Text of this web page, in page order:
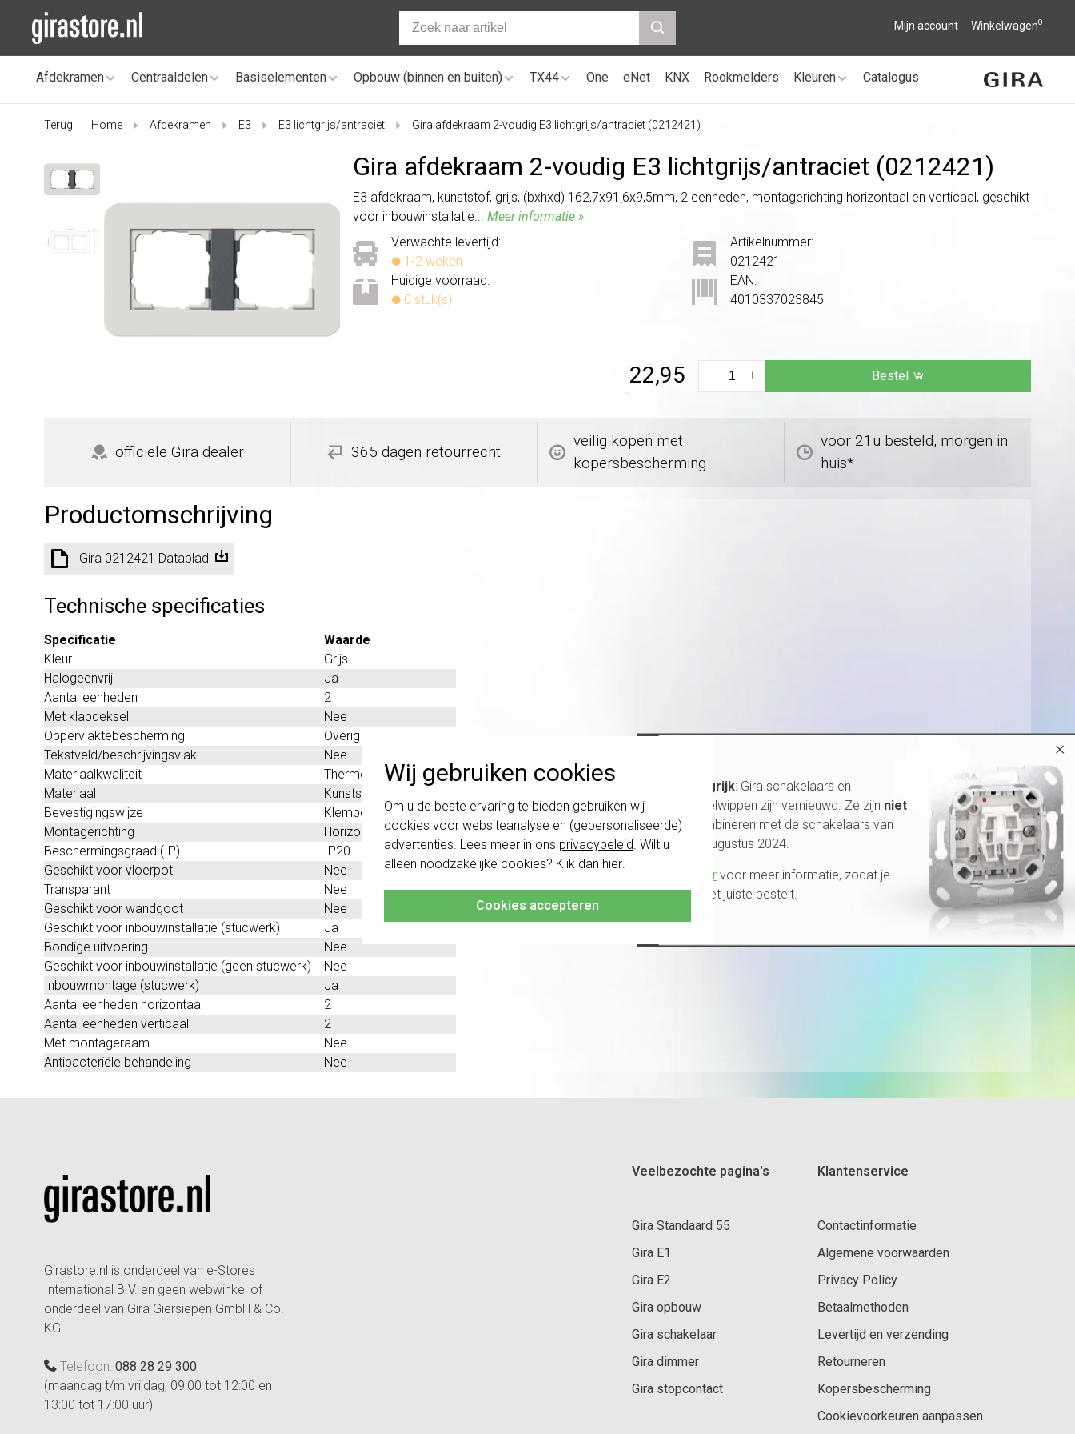
Wij gebruiken cookies
Om u de beste ervaring te bieden gebruiken wij
cookies voor websiteanalyse en (gepersonaliseerde)
advertenties. Lees meer in ons privacybeleid. Wilt u
alleen noodzakelijke cookies? Klik dan hier.
Cookies accepteren
Mijn account Winkelwagen0
Afdekramen Centraaldelen Basiselementen Opbouw (binnen en buiten) TX44 One eNet KNX Rookmelders Kleuren Catalogus
Terug Home Afdekramen E3 E3 lichtgrijs/antraciet Gira afdekraam 2-voudig E3 lichtgrijs/antraciet (0212421)
Gira afdekraam 2-voudig E3 lichtgrijs/antraciet (0212421)
E3 afdekraam, kunststof, grijs, (bxhxd) 162,7x91,6x9,5mm, 2 eenheden, montagerichting horizontaal en verticaal, geschikt
voor inbouwinstallatie...Meer informatie »
Verwachte levertijd:
1-2 weken
Huidige voorraad:
0 stuk(s)
Artikelnummer:
0212421
EAN:
4010337023845
22,95 +
- Bestel
officiële Gira dealer 365 dagen retourrecht
veilig kopen met
kopersbescherming
voor 21u besteld, morgen in
huis*
Productomschrijving
Gira 0212421 Datablad
Technische specificaties
Specificatie
Waarde
Kleur
Grijs
Halogeenvrij
Ja
Aantal eenheden
2
Met klapdeksel
Nee
Oppervlaktebescherming
Overig
Tekstveld/beschrijvingsvlak
Nee
Materiaalkwaliteit
Thermoplast
Materiaal
Kunststof
Bevestigingswijze
Klembevestiging
Montagerichting
Horizontaal en verticaal
Beschermingsgraad (IP)
IP20
Geschikt voor vloerpot
Nee
Transparant
Nee
Geschikt voor wandgoot
Nee
Geschikt voor inbouwinstallatie (stucwerk)
Ja
Bondige uitvoering
Nee
Geschikt voor inbouwinstallatie (geen stucwerk)
Nee
Inbouwmontage (stucwerk)
Ja
Aantal eenheden horizontaal
2
Aantal eenheden verticaal
2
Met montageraam
Nee
Antibacteriële behandeling
Nee
Girastore.nl is onderdeel van e-Stores
International B.V. en geen webwinkel of
onderdeel van Gira Giersiepen GmbH & Co.
KG.
Telefoon: 088 28 29 300
(maandag t/m vrijdag, 09:00 tot 12:00 en
13:00 tot 17:00 uur)
Veelbezochte pagina's
Gira Standaard 55
Gira E1
Gira E2
Gira opbouw
Gira schakelaar
Gira dimmer
Gira stopcontact
Klantenservice
Contactinformatie
Algemene voorwaarden
Privacy Policy
Betaalmethoden
Levertijd en verzending
Retourneren
Kopersbescherming
Cookievoorkeuren aanpassen
×
Belangrijk: Gira schakelaars en
schakelwippen zijn vernieuwd. Ze zijn niet
te combineren met de schakelaars van
vóór augustus 2024.
Klik hier voor meer informatie, zodat je
altijd het juiste bestelt.